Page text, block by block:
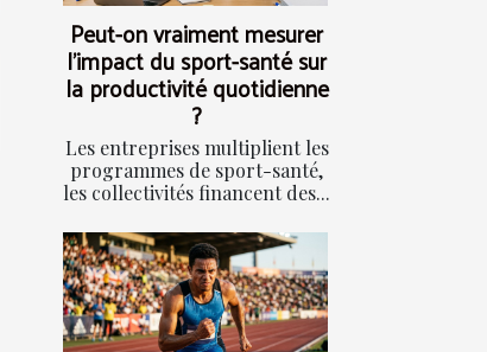
Peut-on vraiment mesurer
l’impact du sport-santé sur
la productivité quotidienne
?
Les entreprises multiplient les
programmes de sport-santé,
les collectivités financent des...